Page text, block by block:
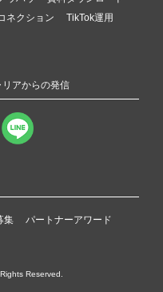
ネクション
TikTok運用
アからの発信
集 パートナーアワード
Reserved.